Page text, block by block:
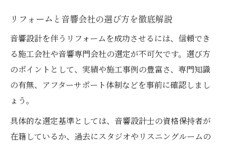
リフォームと音響会社の選び方を徹底解説
音響設計を伴うリフォームを成功させるには、信頼でき
る施工会社や音響専門会社の選定が不可欠です。選び方
のポイントとして、実績や施工事例の豊富さ、専門知識
の有無、アフターサポート体制などを事前に確認しまし
ょう。
具体的な選定基準としては、音響設計士の資格保持者が
在籍しているか、過去にスタジオやリスニングルームの